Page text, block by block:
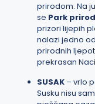
prirodom. Na
se Park
prizori lijepih
nalazi jedno
prirodnih
prekrasan
SUSAK – vrlo
Susku nisu